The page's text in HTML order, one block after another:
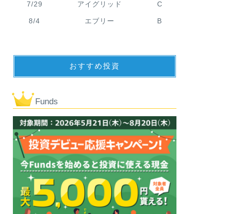
7/29 アイグリッド C
8/4 エブリー B
おすすめ投資
Funds